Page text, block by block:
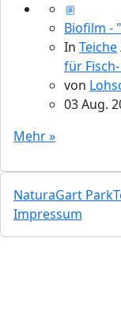
Biofilm -
In Teiche
für
von
03 Aug.
Mehr »
NaturaGart Park
Impressum